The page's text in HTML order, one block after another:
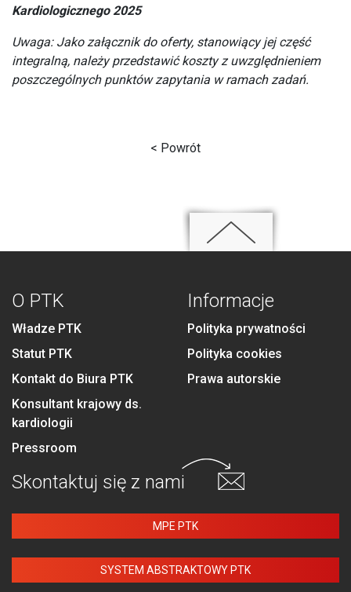
Kardiologicznego 2025
Uwaga: Jako załącznik do oferty, stanowiący jej część
integralną, należy przedstawić koszty z uwzględnieniem
poszczególnych punktów zapytania w ramach zadań.
< Powrót
O PTK
Władze PTK
Statut PTK
Kontakt do Biura PTK
Konsultant krajowy ds.
kardiologii
Pressroom
Informacje
Polityka prywatności
Polityka cookies
Prawa autorskie
Skontaktuj się z nami
MPE PTK
SYSTEM ABSTRAKTOWY PTK